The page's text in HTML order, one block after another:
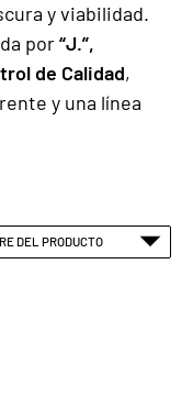
y viabilidad.
por“J.”,
de Calidad,
y una línea
DEL PRODUCTO